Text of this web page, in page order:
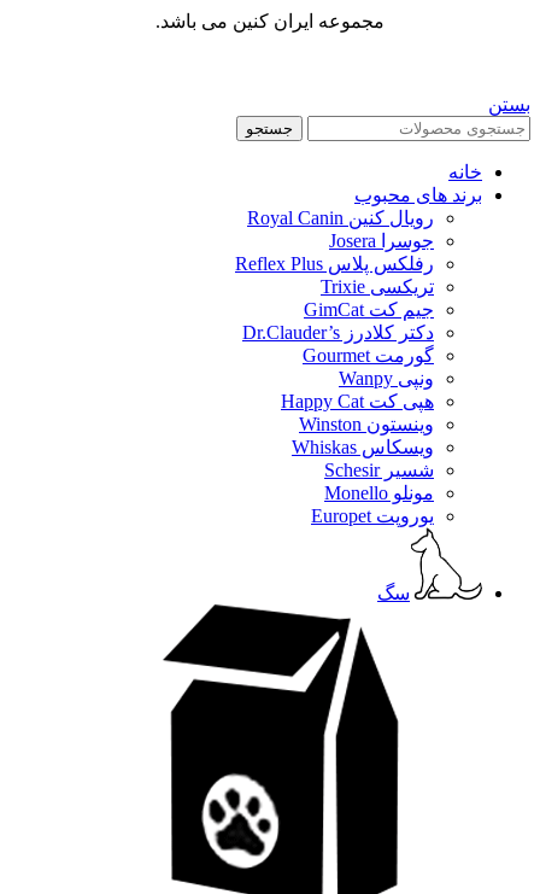
مجموعه ایران کنین می باشد.
بستن
جستجو
خانه
برند های محبوب
رویال کنین Royal Canin
جوسرا Josera
رفلکس پلاس Reflex Plus
تریکسی Trixie
جیم کت GimCat
دکتر کلادرز Dr.Clauder’s
گورمت Gourmet
ونپی Wanpy
هپی کت Happy Cat
وینستون Winston
ویسکاس Whiskas
شسیر Schesir
مونلو Monello
یوروپت Europet
سگ